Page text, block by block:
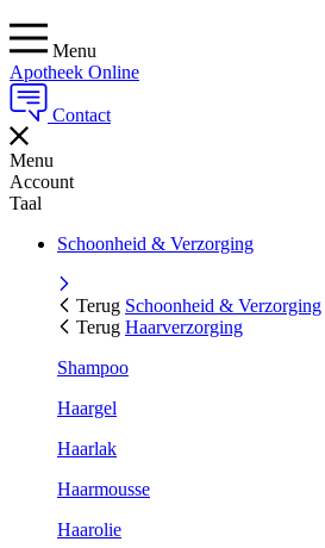
Menu
Apotheek Online
Contact
Menu
Account
Taal
Schoonheid & Verzorging
Terug Schoonheid & Verzorging
Terug Haarverzorging
Shampoo
Haargel
Haarlak
Haarmousse
Haarolie